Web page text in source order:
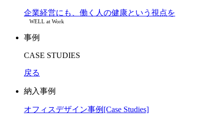
企業経営にも、働く人の健康という視点を
WELL at Work
事例
CASE STUDIES
戻る
納入事例
オフィスデザイン事例[Case Studies]